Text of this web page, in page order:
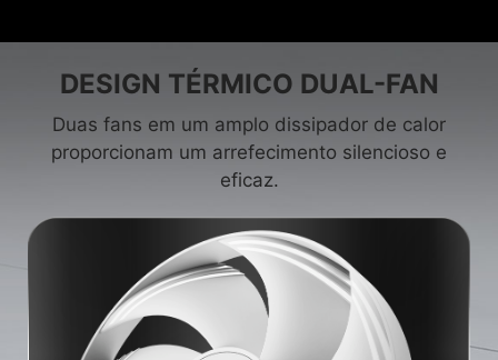
DESIGN TÉRMICO DUAL-FAN
Duas fans em um amplo dissipador de calor
proporcionam um arrefecimento silencioso e
eficaz.